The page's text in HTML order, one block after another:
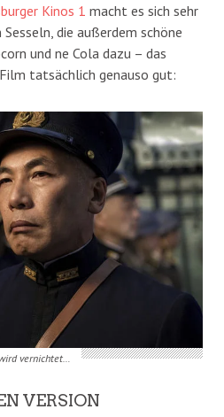
Kinos 1 macht es sich sehr
die außerdem schöne
und ne Cola dazu – das
tatsächlich genauso gut:
vernichtet…
VERSION